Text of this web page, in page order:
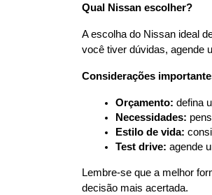
Qual Nissan escolher?
A escolha do Nissan ideal
você tiver dúvidas, agende
Considerações
Orçamento: defina
Necessidades:
Estilo de vida:
Test drive: agende
Lembre-se que a melhor
decisão mais acertada.